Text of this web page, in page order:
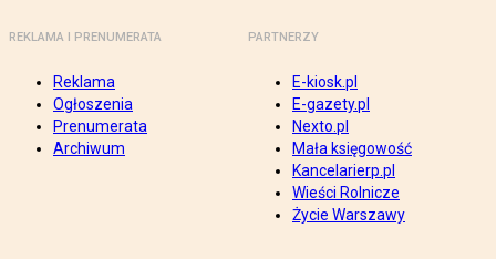
REKLAMA I PRENUMERATA
Reklama
Ogłoszenia
Prenumerata
Archiwum
PARTNERZY
E-kiosk.pl
E-gazety.pl
Nexto.pl
Mała księgowość
Kancelarierp.pl
Wieści Rolnicze
Życie Warszawy